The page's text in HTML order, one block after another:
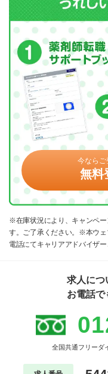
今ならご
無料
※在庫状況により、キャンペー
す。ご了承ください。※本ウ
電話にてキャリアアドバイザ
求人につ
お電話で
全国共通フリーダ